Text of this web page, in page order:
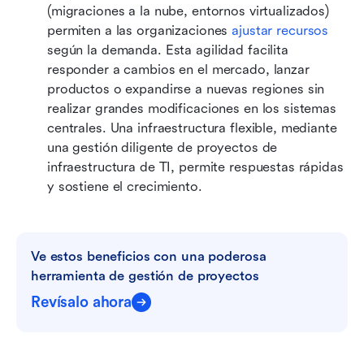
(migraciones a la nube, entornos virtualizados)
permiten a las organizaciones ajustar recursos
según la demanda. Esta agilidad facilita
responder a cambios en el mercado, lanzar
productos o expandirse a nuevas regiones sin
realizar grandes modificaciones en los sistemas
centrales. Una infraestructura flexible, mediante
una gestión diligente de proyectos de
infraestructura de TI, permite respuestas rápidas
y sostiene el crecimiento.
Ve estos beneficios con una poderosa
herramienta de gestión de proyectos
Revísalo ahora